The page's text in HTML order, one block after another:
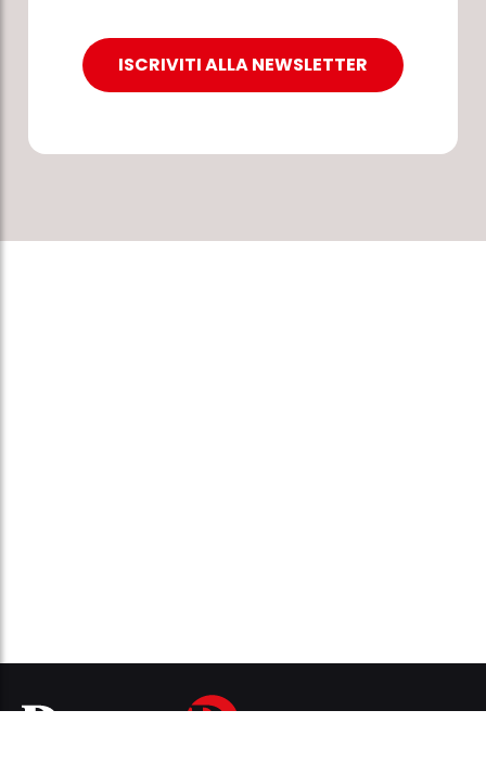
ISCRIVITI ALLA NEWSLETTER